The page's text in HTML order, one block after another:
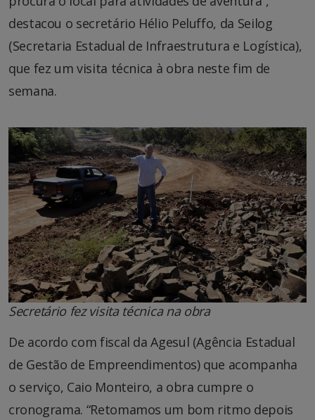
destacou o secretário Hélio Peluffo, da Seilog
(Secretaria Estadual de Infraestrutura e Logística),
que fez um visita técnica à obra neste fim de
semana.
Secretário fez visita técnica na obra
De acordo com fiscal da Agesul (Agência Estadual
de Gestão de Empreendimentos) que acompanha
o serviço, Caio Monteiro, a obra cumpre o
cronograma. “Retomamos um bom ritmo depois